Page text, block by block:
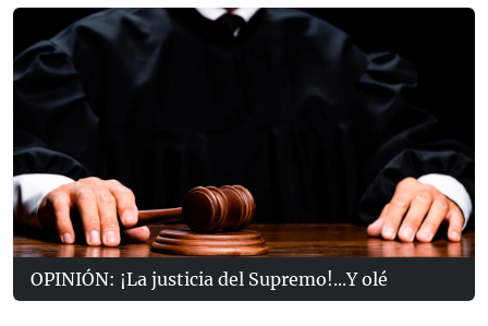
OPINIÓN: ¡La justicia del Supremo!...Y olé